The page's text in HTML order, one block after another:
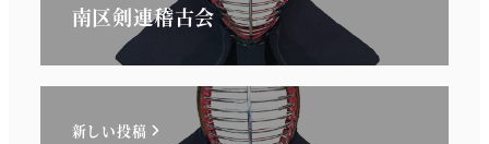
南区剣連稽古会
新しい投稿